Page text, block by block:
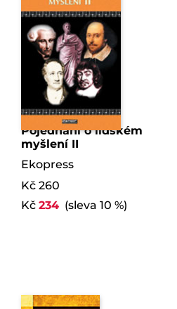
Pojednání o lidském
myšlení II
Ekopress
Kč 260
Kč 234(sleva 10 %)